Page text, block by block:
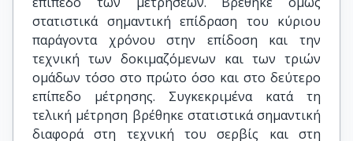
στατιστικά σημαντική επίδραση του κύριου
παράγοντα χρόνου στην επίδοση και την
τεχνική των δοκιμαζόμενων και των τριών
ομάδων τόσο στο πρώτο όσο και στο δεύτερο
επίπεδο μέτρησης. Συγκεκριμένα κατά τη
τελική μέτρηση βρέθηκε στατιστικά σημαντική
διαφορά στη τεχνική του σερβίς και στη